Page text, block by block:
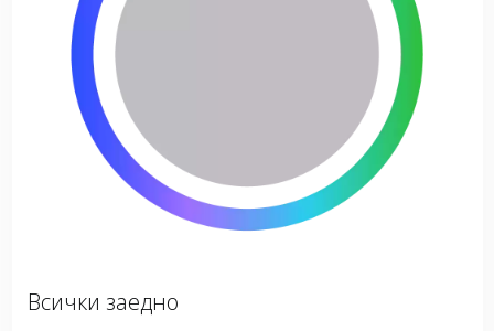
Всички заедно